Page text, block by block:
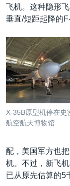
飞机。这种隐形
垂直/短距起降的
X-35B原型机停在史
航空航天博物馆
配，美国军方也
机。不过，新飞
已从原先估算的5